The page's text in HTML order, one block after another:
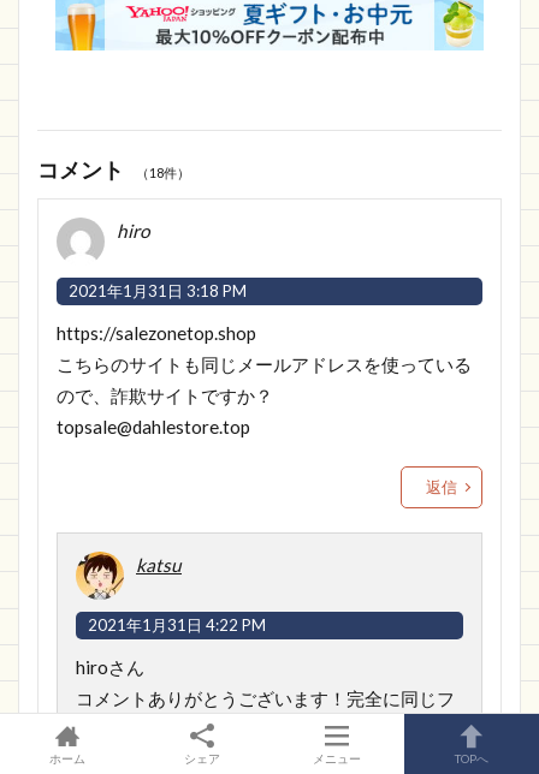
コメント （18件）
hiro
2021年1月31日 3:18 PM
https://salezonetop.shop
こちらのサイトも同じメールアドレスを使っている
ので、詐欺サイトですか？
topsale@dahlestore.top
返信
katsu
2021年1月31日 4:22 PM
hiroさん
コメントありがとうございます！完全に同じフ
ォーマットのサイトですね。第三のフォーマッ
トと名付けたサイトです。気をつけてください
ホーム シェア メニュー TOPへ